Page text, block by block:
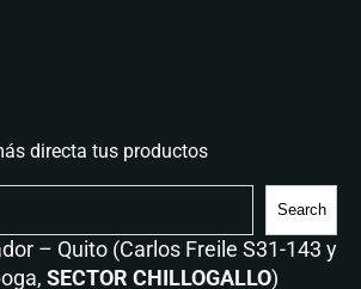
directa tus productos
Search
– Quito (Carlos Freile S31-143 y
SECTOR CHILLOGALLO)